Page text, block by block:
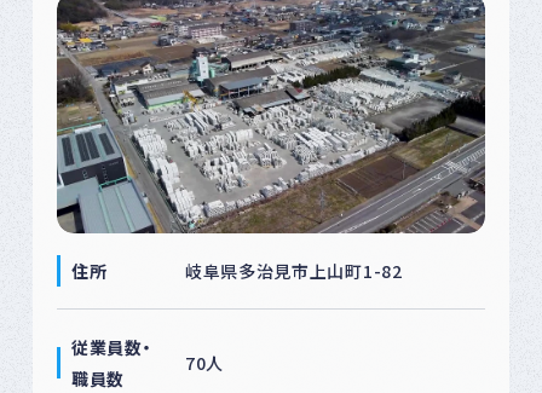
住所 岐阜県多治見市上山町1-82
従業員数・
職員数
70人